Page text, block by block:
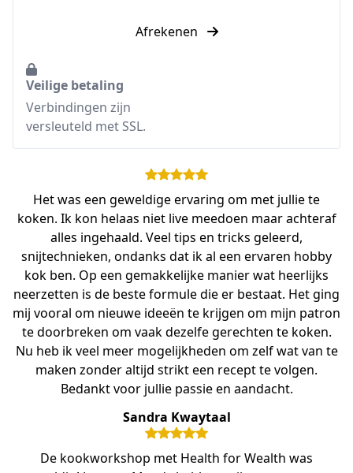
Afrekenen
Veilige betaling
Verbindingen zijn
versleuteld met SSL.
Het was een geweldige ervaring om met jullie te
koken. Ik kon helaas niet live meedoen maar achteraf
alles ingehaald. Veel tips en tricks geleerd,
snijtechnieken, ondanks dat ik al een ervaren hobby
kok ben. Op een gemakkelijke manier wat heerlijks
neerzetten is de beste formule die er bestaat. Het ging
mij vooral om nieuwe ideeën te krijgen om mijn patron
te doorbreken om vaak dezelfe gerechten te koken.
Nu heb ik veel meer mogelijkheden om zelf wat van te
maken zonder altijd strikt een recept te volgen.
Bedankt voor jullie passie en aandacht.
Sandra Kwaytaal
De kookworkshop met Health for Wealth was